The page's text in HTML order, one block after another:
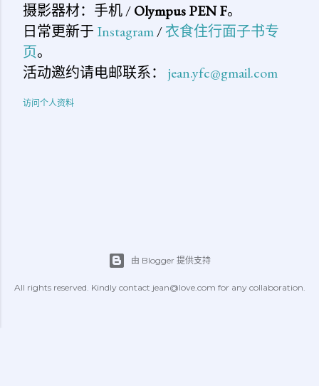
摄影器材：手机 /Olympus PEN F。
日常更新于 Instagram/衣食住行面子书专
页。
活动邀约请电邮联系： jean.yfc@gmail.com
访问个人资料
由 Blogger 提供支持
All rights reserved. Kindly contact jean@love.com for any collaboration.